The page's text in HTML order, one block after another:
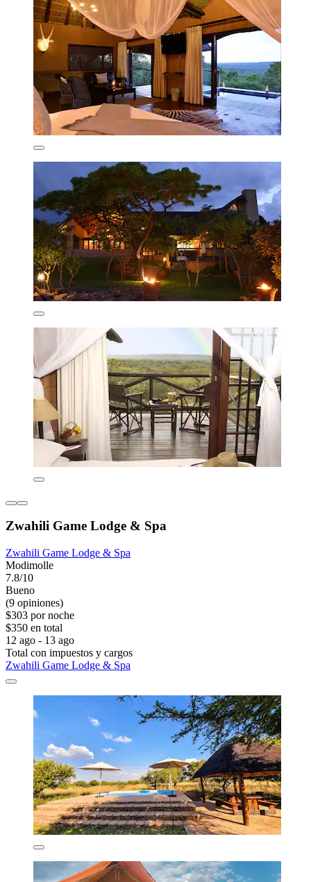
Zwahili Game Lodge & Spa
Zwahili Game Lodge & Spa
Modimolle
7.8/10
Bueno
(9 opiniones)
$303 por noche
$350 en total
12 ago - 13 ago
Total con impuestos y cargos
Zwahili Game Lodge & Spa